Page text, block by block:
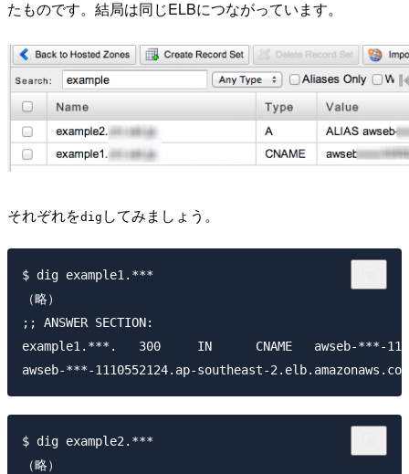
たものです。結局は同じELBにつながっています。
それぞれをdig してみましょう。
$ dig example1.***
（略）
;; ANSWER SECTION:
example1.***.	300	IN	CNAME	awseb-***-1110552124.ap-southeast-2.elb.amazonaws.com.
$ dig example2.***
（略）